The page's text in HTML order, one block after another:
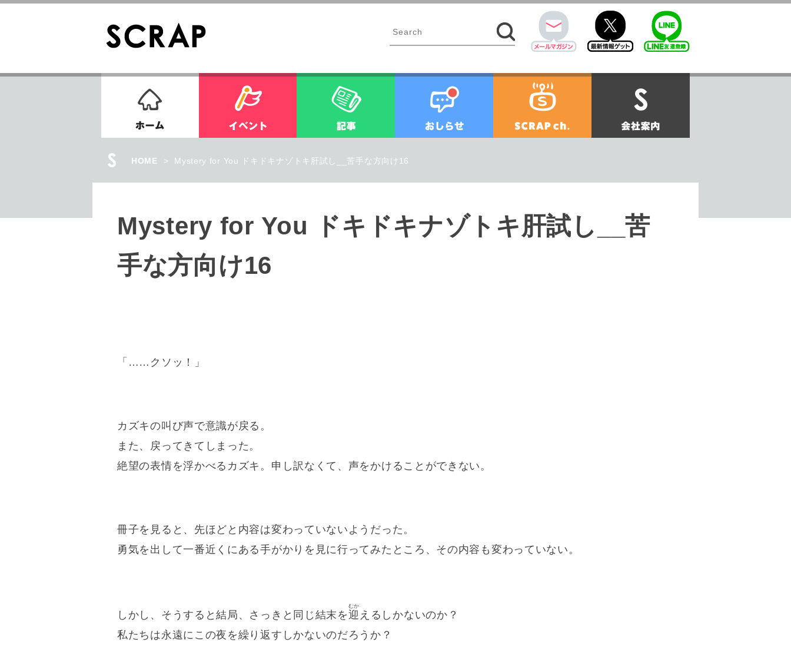
twitter
ホーム イベント 記事 お知らせ 会社案内
HOME > Mystery for You ドキドキナゾトキ肝試し__苦手な方向け16
Mystery for You ドキドキナゾトキ肝試し__苦
手な方向け16
「……クソッ！」
カズキの叫び声で意識が戻る。
また、戻ってきてしまった。
絶望の表情を浮かべるカズキ。申し訳なくて、声をかけることができない。
冊子を見ると、先ほどと内容は変わっていないようだった。
勇気を出して一番近くにある手がかりを見に行ってみたところ、その内容も変わっていない。
しかし、そうすると結局、さっきと同じ結末を迎
むか
えるしかないのか？
私たちは永遠にこの夜を繰り返すしかないのだろうか？